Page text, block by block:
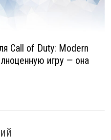
Call of Duty: Modern
игру — она